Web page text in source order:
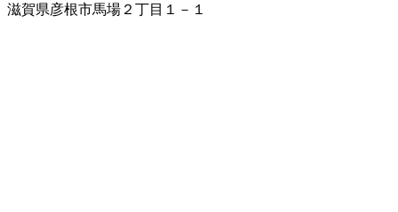
滋賀県彦根市馬場２丁目１－１